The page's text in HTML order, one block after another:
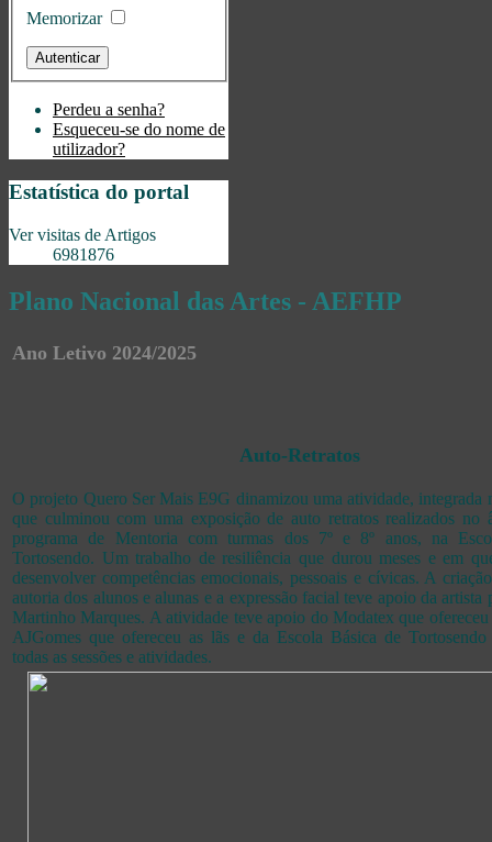
Memorizar
Perdeu a senha?
Esqueceu-se do nome de
utilizador?
Estatística do portal
Ver visitas de Artigos
6981876
Plano Nacional das Artes - AEFHP
Ano Letivo 2024/2025
Auto-Retratos
O projeto Quero Ser Mais E9G dinamizou uma atividade, integrada
que culminou com uma exposição de auto retratos realizados no
programa de Mentoria com turmas dos 7º e 8º anos, na
Tortosendo. Um trabalho de resiliência que durou meses e em
desenvolver competências emocionais, pessoais e cívicas. A
autoria dos alunos e alunas e a expressão facial teve apoio da artista
Martinho Marques. A atividade teve apoio do Modatex que ofereceu
AJGomes que ofereceu as lãs e da Escola Básica de
todas as sessões e atividades.